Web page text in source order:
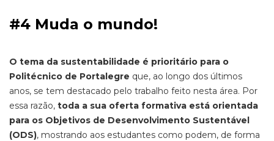
#4 Muda o mundo!
O tema da sustentabilidade é prioritário para o
Politécnico de Portalegre que, ao longo dos últimos
anos, se tem destacado pelo trabalho feito nesta área. Por
essa razão, toda a sua oferta formativa está orientada
para os Objetivos de Desenvolvimento Sustentável
(ODS), mostrando aos estudantes como podem, de forma